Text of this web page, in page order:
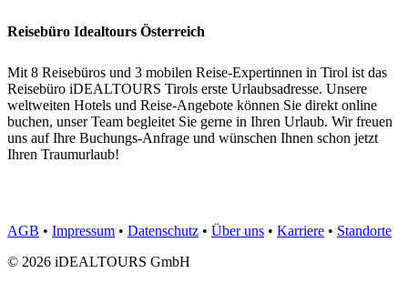
Reisebüro Idealtours Österreich
Mit 8 Reisebüros und 3 mobilen Reise-Expertinnen in Tirol ist das
Reisebüro iDEALTOURS Tirols erste Urlaubsadresse. Unsere
weltweiten Hotels und Reise-Angebote können Sie direkt online
buchen, unser Team begleitet Sie gerne in Ihren Urlaub. Wir freuen
uns auf Ihre Buchungs-Anfrage und wünschen Ihnen schon jetzt
Ihren Traumurlaub!
AGB • Impressum • Datenschutz • Über uns • Karriere • Standorte
© 2026 iDEALTOURS GmbH